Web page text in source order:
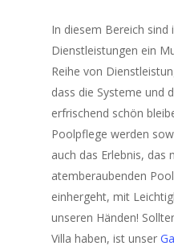
In diesem Bereich sind
Dienstleistungen ein
Reihe von
dass die Systeme und
erfrischend schön
Poolpflege werden
auch das Erlebnis, das
atemberaubenden
einhergeht, mit
unseren Händen!
Villa haben, ist unser